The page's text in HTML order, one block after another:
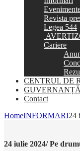
Revista
Legea 544
Cariere
CENTRUL DE
Contact
HomeINFORMARI24
24 iulie 2024/ Pe